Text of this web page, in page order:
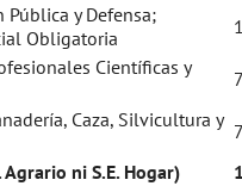
y Defensa;
Obligatoria
Científicas y
Caza, Silvicultura y
Agrario ni S.E. Hogar)